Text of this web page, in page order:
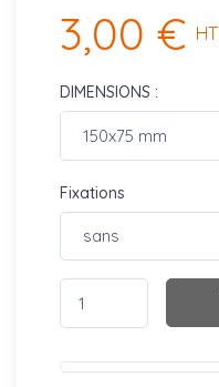
3,00 € HT
DIMENSIONS :
Fixations